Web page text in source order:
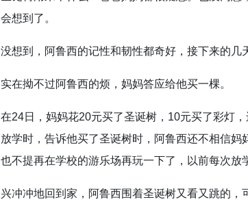
会想到了。
没想到，阿鲁西的记性和韧性都奇好，接下来的几
实在拗不过阿鲁西的烦，妈妈答应给他买一棵。
在24日，妈妈花20元买了圣诞树，10元买了彩灯
放学时，告诉他买了圣诞树时，阿鲁西还不相信妈
也不提再在学校的游乐场再玩一下了，以前每次放
兴冲冲地回到家，阿鲁西围着圣诞树又看又跳的